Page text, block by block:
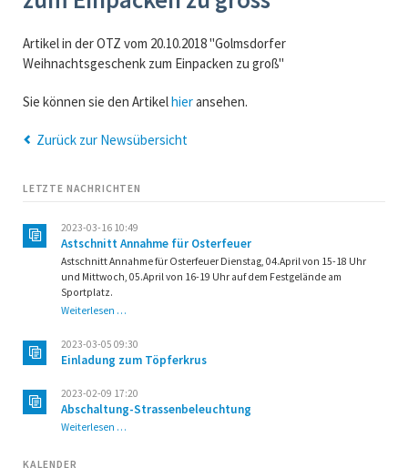
Artikel in der OTZ vom 20.10.2018 "Golmsdorfer
Weihnachtsgeschenk zum Einpacken zu groß"
Sie können sie den Artikelhieransehen.
Zurück zur Newsübersicht
LETZTE NACHRICHTEN
2023-03-16 10:49
Astschnitt Annahme für Osterfeuer
Astschnitt Annahme für Osterfeuer Dienstag, 04.April von 15-18 Uhr
und Mittwoch, 05.April von 16-19 Uhr auf dem Festgelände am
Sportplatz.
Weiterlesen …Astschnitt
für
Osterfeuer
2023-03-05 09:30
Einladung zum Töpferkrus
2023-02-09 17:20
Abschaltung-Strassenbeleuchtung
Weiterlesen …Abschaltung-
KALENDER